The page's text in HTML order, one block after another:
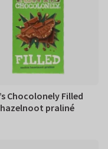
Chocolonely Filled
praliné